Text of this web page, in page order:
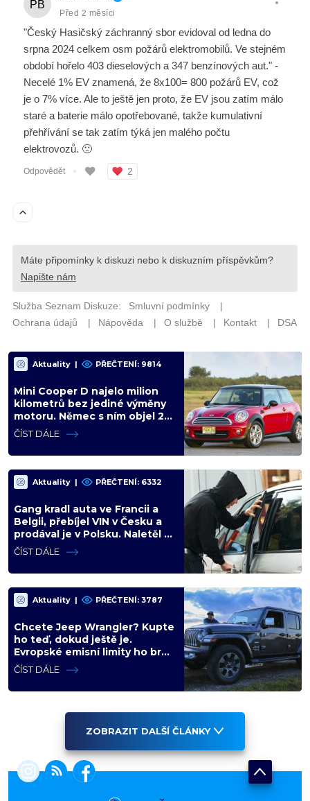
Aktuality | PŘEČTENÍ: 9814
Mini Cooper D najelo milion
kilometrů bez jediné výměny
motoru. Němec s ním objel 25
zemí a míří na další milion
ČÍST DÁLE
Aktuality | PŘEČTENÍ: 6332
Gang kradl auta ve Francii a
Belgii, přebíjel VIN v Česku a
prodával je v Polsku. Naletěl i
polský vicepremiér
ČÍST DÁLE
Aktuality | PŘEČTENÍ: 3787
Chcete Jeep Wrangler? Kupte
ho teď, dokud ještě je.
Evropské emisní limity ho brzy
vyřadí z nabídky nadobro
ČÍST DÁLE
ZOBRAZIT DALŠÍ ČLÁNKY